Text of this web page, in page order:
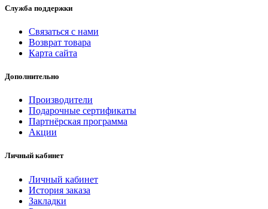
Служба поддержки
Связаться с нами
Возврат товара
Карта сайта
Дополнительно
Производители
Подарочные сертификаты
Партнёрская программа
Акции
Личный кабинет
Личный кабинет
История заказа
Закладки